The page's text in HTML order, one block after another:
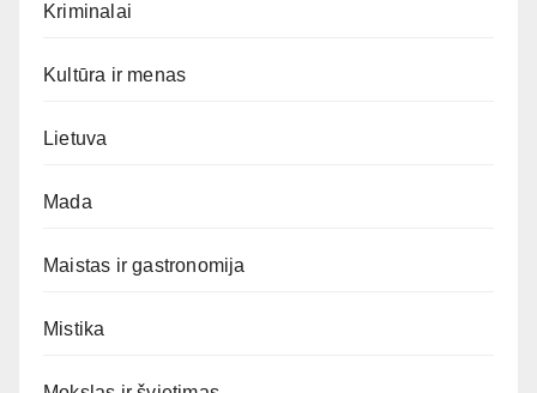
Kriminalai
Kultūra ir menas
Lietuva
Mada
Maistas ir gastronomija
Mistika